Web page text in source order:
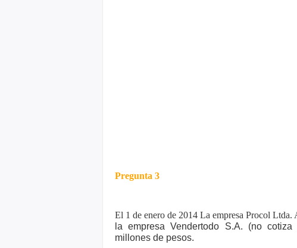
Pregunta 3
El 1 de enero de 2014 La empresa Procol
la empresa Vendertodo S.A. (no
millones de pesos.